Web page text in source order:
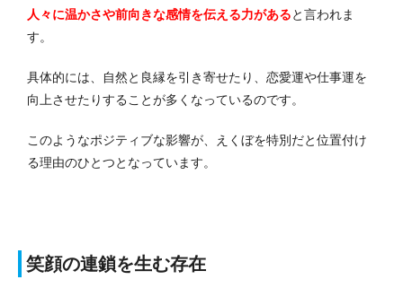
人々に温かさや前向きな感情を伝える力があると言われま
す。
具体的には、自然と良縁を引き寄せたり、恋愛運や仕事運を
向上させたりすることが多くなっているのです。
このようなポジティブな影響が、えくぼを特別だと位置付け
る理由のひとつとなっています。
笑顔の連鎖を生む存在